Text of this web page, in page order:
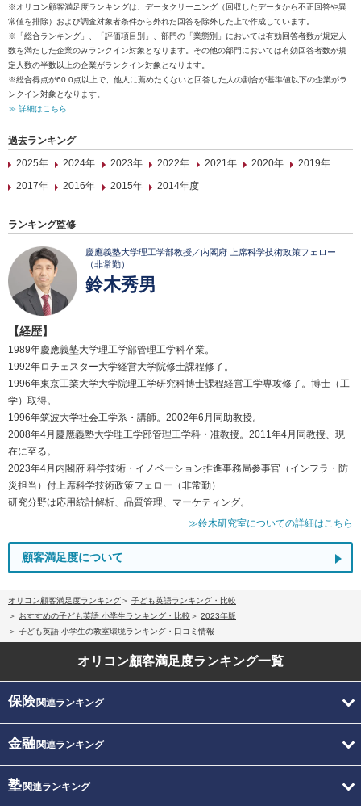
※オリコン顧客満足度ランキングは、データクリーニング（回収したデータから不正回答や異
常値を排除）および調査対象者条件から外れた回答を除外した上で作成しています。
※「総合ランキング」、「評価項目別」、部門の「業態別」においては有効回答者数が規定人
数を満たした企業のみランクイン対象となります。その他の部門においては有効回答者数が規
定人数の半数以上の企業がランクイン対象となります。
※総合得点が60.0点以上で、他人に薦めたくないと回答した人の割合が基準値以下の企業がラ
ンクイン対象となります。
≫ 詳細はこちら
過去ランキング
2025年
2024年 2023年 2022年 2021年 2020年
2019年
2017年
2016年 2015年 2014年度
ランキング監修
慶應義塾大学理工学部教授／内閣府 上席科学技術政策フェロー
（非常勤）
鈴木秀男
【経歴】
1989年慶應義塾大学理工学部管理工学科卒業。
1992年ロチェスター大学経営大学院修士課程修了。
1996年東京工業大学大学院理工学研究科博士課程経営工学専攻修了。博士（工
学）取得。
1996年筑波大学社会工学系・講師。2002年6月同助教授。
2008年4月慶應義塾大学理工学部管理工学科・准教授。2011年4月同教授、現
在に至る。
2023年4月内閣府 科学技術・イノベーション推進事務局参事官（インフラ・防
災担当）付上席科学技術政策フェロー（非常勤）
研究分野は応用統計解析、品質管理、マーケティング。
≫鈴木研究室についての詳細はこちら
顧客満足度について
オリコン顧客満足度ランキング
子ども英語ランキング・比較
おすすめの子ども英語 小学生ランキング・比較
2023年版
子ども英語 小学生の教室環境ランキング・口コミ情報
オリコン顧客満足度ランキング一覧
保険関連ランキング
金融関連ランキング
塾関連ランキング